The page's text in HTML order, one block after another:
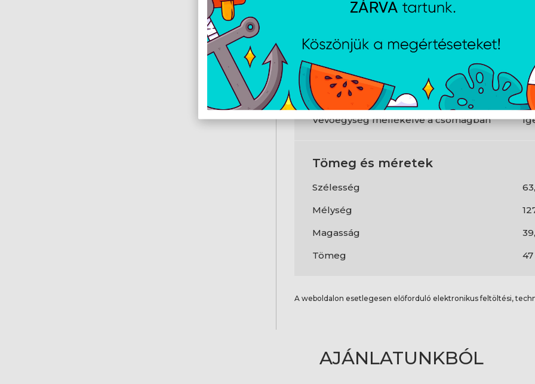
Gombok száma
Termék színe
Csomagolási adatok
Vevőegység mellékelve a csomagban
Tömeg és méretek
Szélesség
Mélység
Magasság
Tömeg
A weboldalon esetlegesen előforduló elektronikus feltöltési,
AJÁNLATUNKBÓL